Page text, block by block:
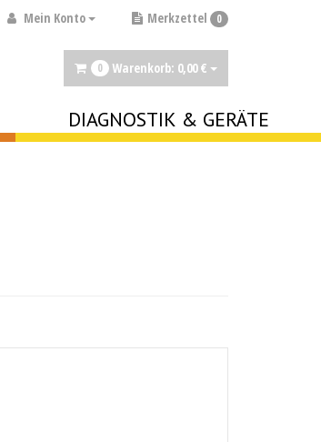
Merkzettel 0
Mein Konto
0 Warenkorb: 0,00 €
DIAGNOSTIK & GERÄTE